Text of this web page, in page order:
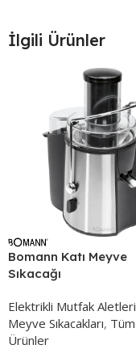
İlgili Ürünler
Bomann Katı Meyve
Sıkacağı
Elektrikli Mutfak Aletleri
Meyve Sıkacakları, Tüm
Ürünler